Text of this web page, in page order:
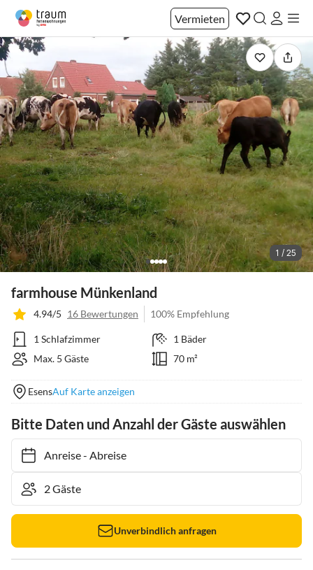
Vermieten
1 / 25
farmhouse Münkenland
4.94/5 16 Bewertungen 100% Empfehlung
1 Schlafzimmer
1 Bäder
Max. 5 Gäste
70 m²
EsensAuf Karte anzeigen
Bitte Daten und Anzahl der Gäste auswählen
Anreise- Abreise
Unverbindlich anfragen